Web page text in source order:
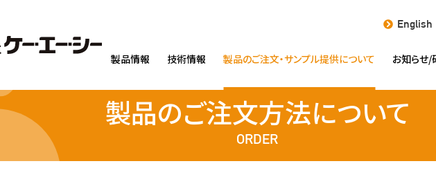
English
製品情報 技術情報 製品のご注文・サンプル提供について お知らせ/
製品のご注文方法について
ORDER